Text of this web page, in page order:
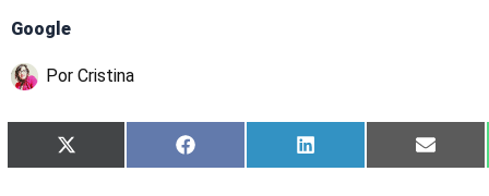
Google
Por Cristina
Compartir
en
X
(Twitter)
Compartir
en
Facebook
Compartir
en
LinkedIn
en
Email